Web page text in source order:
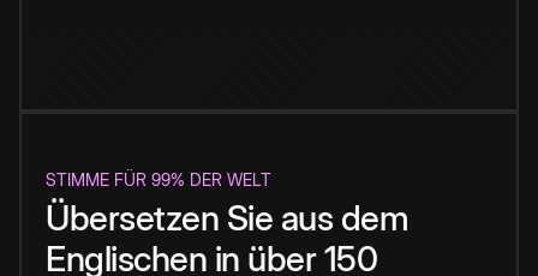
STIMME FÜR 99% DER WELT
Übersetzen Sie aus dem
Englischen in über 150